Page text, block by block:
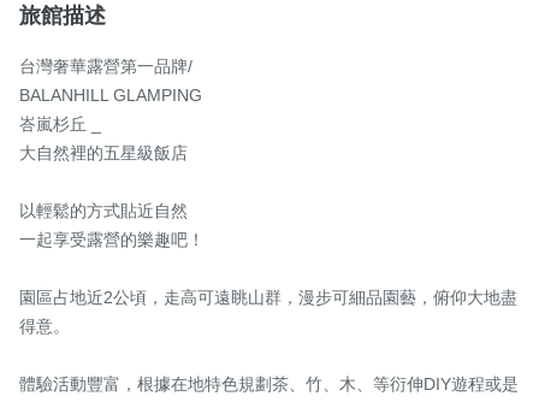
旅館描述
台灣奢華露營第一品牌/
BALANHILL GLAMPING
峇嵐杉丘 _
大自然裡的五星級飯店
以輕鬆的方式貼近自然
一起享受露營的樂趣吧！
園區占地近2公頃，走高可遠眺山群，漫步可細品園藝，俯仰大地盡
得意。
體驗活動豐富，根據在地特色規劃茶、竹、木、等衍伸DIY遊程或是